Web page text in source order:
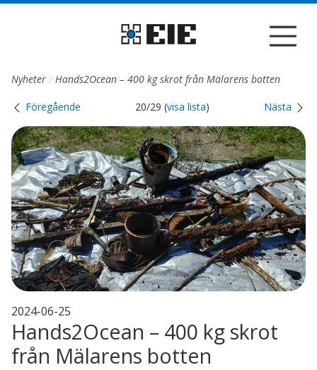
Till sidans huvudinnehåll
Nyheter Hands2Ocean – 400 kg skrot från Mälarens botten
Föregående 20/29 (visa lista) Nästa
2024-06-25
Hands2Ocean – 400 kg skrot
från Mälarens botten